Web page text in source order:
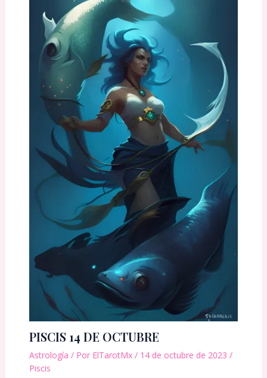
PISCIS 14 DE OCTUBRE
Astrología / Por ElTarotMx / 14 de octubre de 2023 /
Piscis